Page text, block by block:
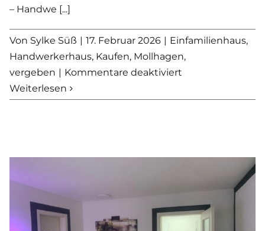
– Handwe [...]
Von Sylke Süß | 17. Februar 2026 | Einfamilienhaus,
Handwerkerhaus, Kaufen, Mollhagen,
vergeben | Kommentare deaktiviert
–
Weiterlesen